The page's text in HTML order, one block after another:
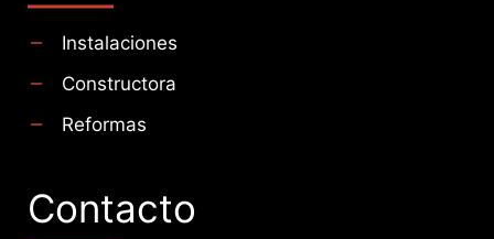
Instalaciones
Constructora
Reformas
Contacto